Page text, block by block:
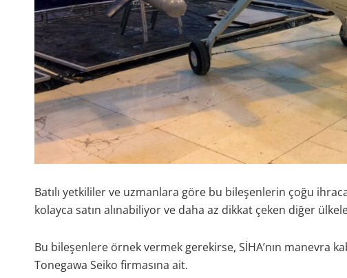
Batılı yetkililer ve uzmanlara göre bu bileşenlerin çoğu
kolayca satın alınabiliyor ve daha az dikkat çeken diğer
Bu bileşenlere örnek vermek gerekirse, SİHA’nın manevra
Tonegawa Seiko firmasına ait.